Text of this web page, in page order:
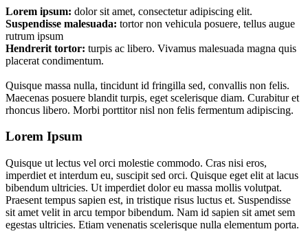
Lorem ipsum: dolor sit amet, consectetur adipiscing elit.
Suspendisse malesuada: tortor non vehicula posuere, tellus augue
rutrum ipsum
Hendrerit tortor: turpis ac libero. Vivamus malesuada magna quis
placerat condimentum.
Quisque massa nulla, tincidunt id fringilla sed, convallis non felis.
Maecenas posuere blandit turpis, eget scelerisque diam. Curabitur et
rhoncus libero. Morbi porttitor nisl non felis fermentum adipiscing.
Lorem Ipsum
Quisque ut lectus vel orci molestie commodo. Cras nisi eros,
imperdiet et interdum eu, suscipit sed orci. Quisque eget elit at lacus
bibendum ultricies. Ut imperdiet dolor eu massa mollis volutpat.
Praesent tempus sapien est, in tristique risus luctus et. Suspendisse
sit amet velit in arcu tempor bibendum. Nam id sapien sit amet sem
egestas ultricies. Etiam venenatis scelerisque nulla elementum porta.